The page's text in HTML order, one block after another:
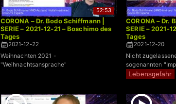
52:53
CORONA – Dr. Bodo Schiffmann |
SERIE – 2021-12-21 – Boschimo des
Tages
2021-12-22
Weihnachten 2021 -
"Weihnachtsansprache"
CORONA – Dr.
SERIE – 2021-
Tages
2021-12-20
Nicht
sogenannten
Lebensgefahr